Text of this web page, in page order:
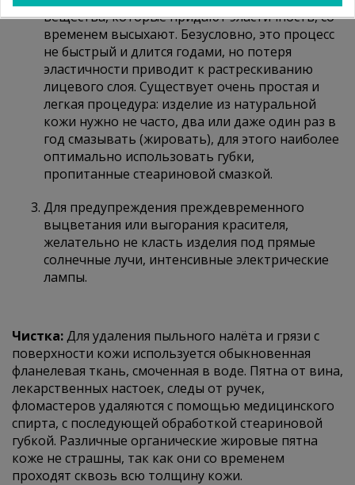
вещества, которые придают эластичность, со
временем высыхают. Безусловно, это процесс
не быстрый и длится годами, но потеря
эластичности приводит к растрескиванию
лицевого слоя. Существует очень простая и
легкая процедура: изделие из натуральной
кожи нужно не часто, два или даже один раз в
год смазывать (жировать), для этого наиболее
оптимально использовать губки,
пропитанные стеариновой смазкой.
Для предупреждения преждевременного
выцветания или выгорания красителя,
желательно не класть изделия под прямые
солнечные лучи, интенсивные электрические
лампы.
Чистка:Для удаления пыльного налёта и грязи с
поверхности кожи используется обыкновенная
фланелевая ткань, смоченная в воде. Пятна от вина,
лекарственных настоек, следы от ручек,
фломастеров удаляются с помощью медицинского
спирта, с последующей обработкой стеариновой
губкой. Различные органические жировые пятна
коже не страшны, так как они со временем
проходят сквозь всю толщину кожи.